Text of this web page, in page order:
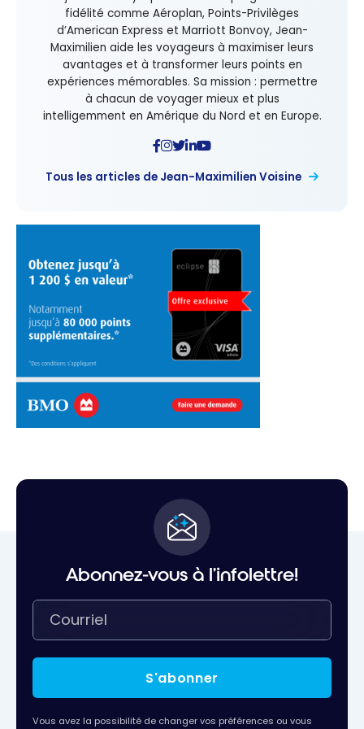
fidélité comme Aéroplan, Points-Privilèges
d’American Express et Marriott Bonvoy, Jean-
Maximilien aide les voyageurs à maximiser leurs
avantages et à transformer leurs points en
expériences mémorables. Sa mission : permettre
à chacun de voyager mieux et plus
intelligemment en Amérique du Nord et en Europe.
Tous les articles de Jean-Maximilien Voisine
Abonnez-vous à l'infolettre!
S'abonner
Vous avez la possibilité de changer vos préférences ou vous